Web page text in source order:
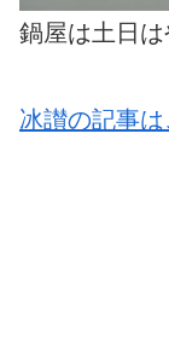
鍋屋は土日は
冰讃の記事は